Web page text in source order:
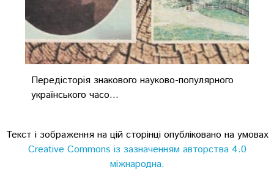
Передісторія знакового науково-популярного
українського часо...
Текст і зображення на цій сторінці опубліковано на умовах
Creative Commons із зазначенням авторства 4.0
міжнародна.